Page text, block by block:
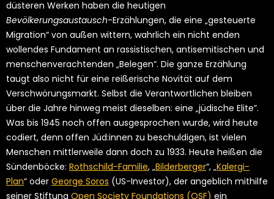
düsteren Werken haben die heutigen
Bevölkerungsaustausch-Erzählungen, die eine „gesteuerte
Migration“ von außen wittern, wahrlich ein nicht enden
wollendes Fundament an rassistischen, antisemitischen und
menschenverachtenden „Belegen“. Die ganze Erzählung
taugt also nicht für eine reißerische Novität auf dem
Verschwörungsmarkt. Selbst die Verantwortlichen bleiben
über die Jahre hinweg meist dieselben: eine „jüdische Elite”.
Was bis 1945 noch offen ausgesprochen wurde, wird heute
codiert, denn offen Jüd:innen zu beschuldigen, ist vielen
Menschen mittlerweile dann doch zu 1933. Heute heißen die
Sündenböcke: Rothschild-Familie, „Bilderberger“, „Kalergi-
Plan“ oder George Soros (US-Investor), der angeblich mithilfe
seiner Stiftung Open Society Foundations (OSF) ein